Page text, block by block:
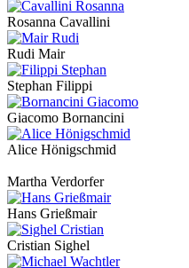
Rosanna Cavallini
Rudi Mair
Stephan Filippi
Giacomo Bornancini
Alice Hönigschmid
Martha Verdorfer
Hans Grießmair
Cristian Sighel